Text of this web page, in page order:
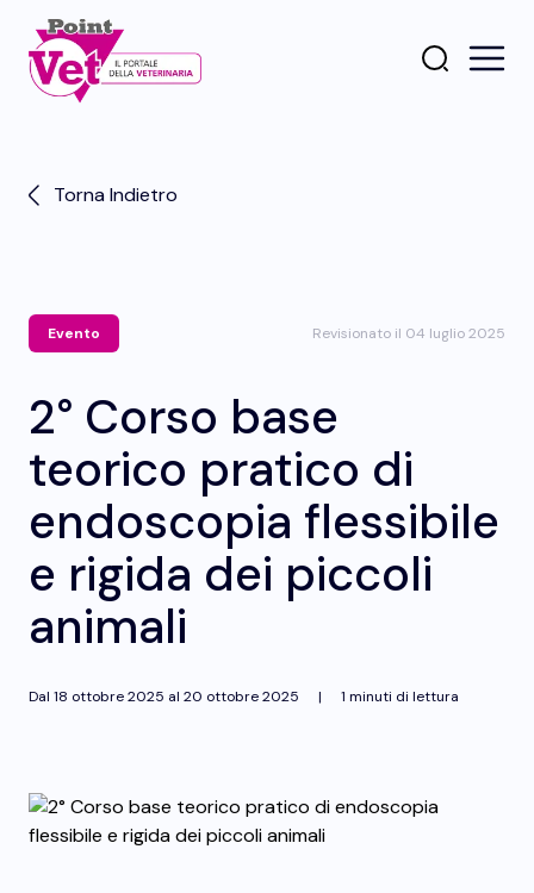
Torna Indietro
Evento Revisionato il 04 luglio 2025
2° Corso base
teorico pratico di
endoscopia flessibile
e rigida dei piccoli
animali
Dal 18 ottobre 2025 al 20 ottobre 2025 | 1 minuti di lettura